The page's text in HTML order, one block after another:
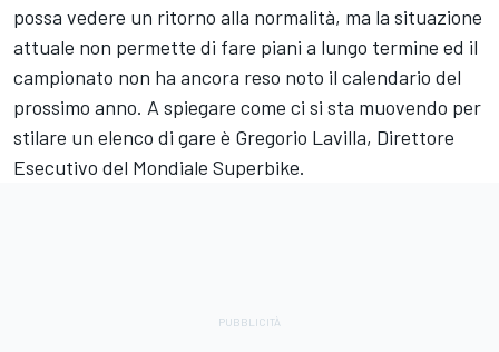
possa vedere un ritorno alla normalità, ma la situazione
attuale non permette di fare piani a lungo termine ed il
campionato non ha ancora reso noto il calendario del
prossimo anno. A spiegare come ci si sta muovendo per
stilare un elenco di gare è Gregorio Lavilla, Direttore
Esecutivo del Mondiale Superbike.